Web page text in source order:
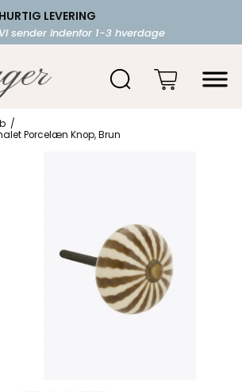
HURTIG LEVERING
Vi sender indenfor 1-3 hverdage
FRI FRAGT OVER 599.-
Starter fra 39,-
/
Porcelæn Knop, Brun